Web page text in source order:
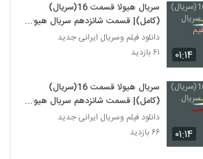
۰۱:۱۴
سریال هیولا قسمت 16(سریال)
(کامل)| قسمت شانزدهم سریال هیولا
+ لینک دانلود مستقیم
دانلود فیلم وسریال ایرانی جدید
۶۱ بازدید
۰۱:۱۴
سریال هیولا قسمت 16(سریال)
(کامل)| قسمت شانزدهم سریال هیولا
(غیر قانونی)
دانلود فیلم وسریال ایرانی جدید
۶۶ بازدید